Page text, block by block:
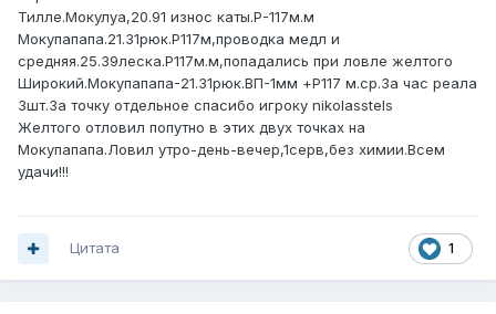
Тилле.Мокулуа,20.91 износ каты.Р-117м.м
Мокупапапа.21.31рюк.Р117м,проводка медл и
средняя.25.39леска.Р117м.м,попадались при ловле желтого
Широкий.Мокупапапа-21.31рюк.ВП-1мм +Р117 м.ср.За час реала
3шт.За точку отдельное спасибо игроку nikolasstels
Желтого отловил попутно в этих двух точках на
Мокупапапа.Ловил утро-день-вечер,1серв,без химии.Всем
удачи!!!
1
Цитата